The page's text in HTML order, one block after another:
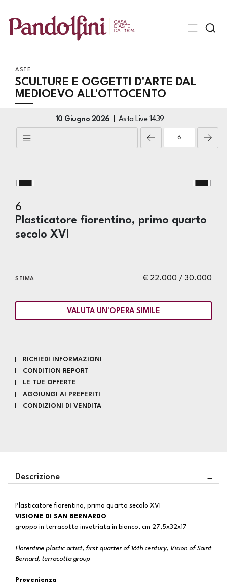
ASTE
SCULTURE E OGGETTI D'ARTE DAL
MEDIOEVO ALL'OTTOCENTO
10 Giugno 2026 Asta Live 1439
6
Plasticatore fiorentino, primo quarto
secolo XVI
€ 22.000 / 30.000
STIMA
VALUTA UN'OPERA SIMILE
RICHIEDI INFORMAZIONI
CONDITION REPORT
LE TUE OFFERTE
AGGIUNGI AI PREFERITI
CONDIZIONI DI VENDITA
Descrizione
Plasticatore fiorentino, primo quarto secolo XVI
VISIONE DI SAN BERNARDO
gruppo in terracotta invetriata in bianco, cm 27,5x32x17
Florentine plastic artist, first quarter of 16th century, Vision of Saint
Bernard, terracotta group
Provenienza